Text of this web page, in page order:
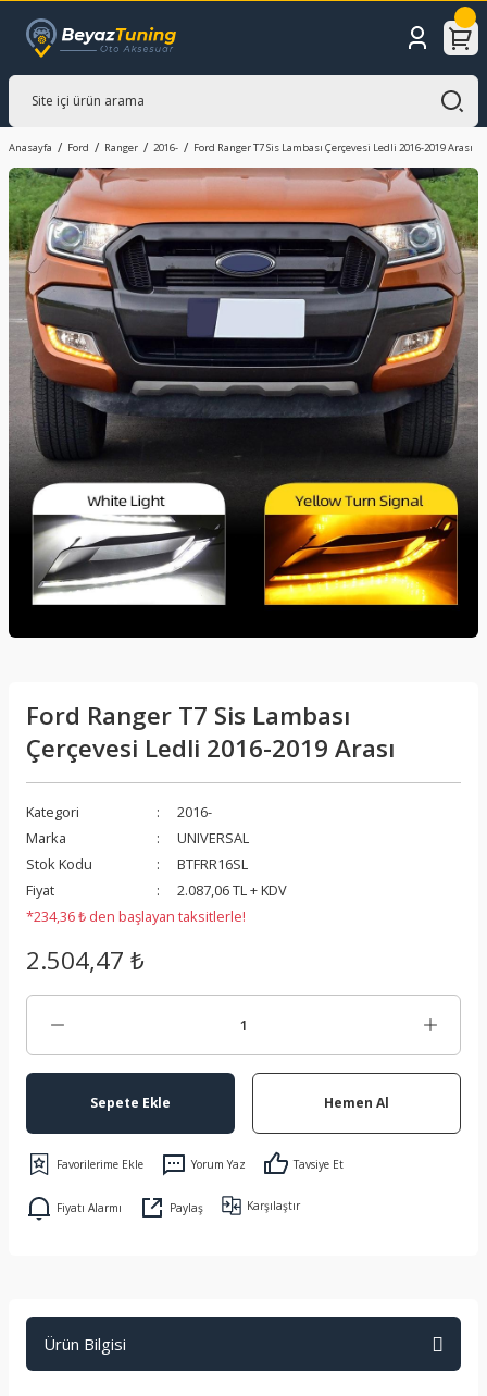
Anasayfa Ford Ranger 2016- Ford Ranger T7 Sis Lambası Çerçevesi Ledli 2016-2019 Arası
Ford Ranger T7 Sis Lambası
Çerçevesi Ledli 2016-2019 Arası
Kategori
2016-
Marka
UNIVERSAL
Stok Kodu
BTFRR16SL
Fiyat
2.087,06 TL + KDV
*234,36 ₺ den başlayan taksitlerle!
2.504,47 ₺
Sepete Ekle Hemen Al
Yorum Yaz Tavsiye Et
Fiyatı Alarmı Paylaş Karşılaştır
Ürün Bilgisi